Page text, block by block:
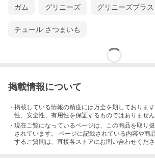
ガム グリニーズ グリニーズプラス
チュール さつまいも
掲載情報について
・掲載している情報の精度には万全を期しておりま
性、安全性、有用性を保証するものではありません
・現在ご覧になっているページは、この商品を取り
されています。 ページに記載されている内容や商
するご質問は、直接各ストアにお問い合わせくださ